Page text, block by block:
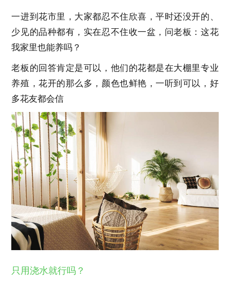
一进到花市里，大家都忍不住欣喜，平时还没开的、
少见的品种都有，实在忍不住收一盆，问老板：这花
我家里也能养吗？
老板的回答肯定是可以，他们的花都是在大棚里专业
养殖，花开的那么多，颜色也鲜艳，一听到可以，好
多花友都会信
只用浇水就行吗？